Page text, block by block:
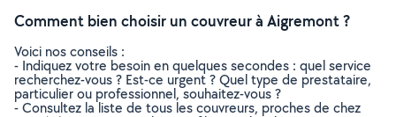
Comment bien choisir un couvreur à Aigremont ?
Voici nos conseils :
- Indiquez votre besoin en quelques secondes : quel service
recherchez-vous ? Est-ce urgent ? Quel type de prestataire,
particulier ou professionnel, souhaitez-vous ?
- Consultez la liste de tous les couvreurs, proches de chez